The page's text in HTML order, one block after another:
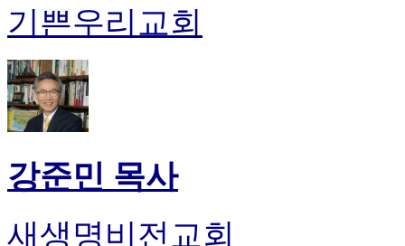
기쁜우리교회
강준민 목사
새생명비전교회